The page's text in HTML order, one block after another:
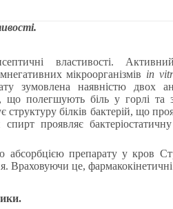
властивості.
мікроорганізмів in
зумовлена наявністю двох
що полегшують біль у горлі та
структуру білків бактерій, що
спирт проявляє
абсорбцією препарату у кров
Враховуючи це,